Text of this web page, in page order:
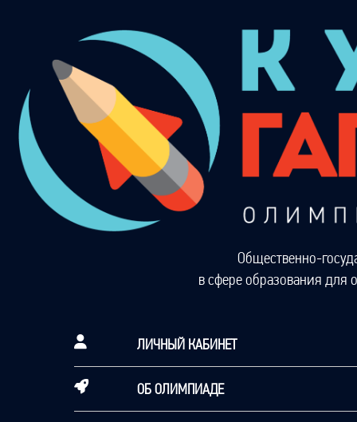
Общественно-
в сфере образования для
ЛИЧНЫЙ КАБИНЕТ
ОБ ОЛИМПИАДЕ